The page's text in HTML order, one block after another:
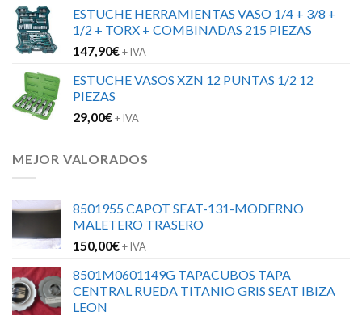
ESTUCHE HERRAMIENTAS VASO 1/4 + 3/8 +
1/2 + TORX + COMBINADAS 215 PIEZAS
147,90€+ IVA
ESTUCHE VASOS XZN 12 PUNTAS 1/2 12
PIEZAS
29,00€+ IVA
MEJOR VALORADOS
8501955 CAPOT SEAT-131-MODERNO
MALETERO TRASERO
150,00€+ IVA
8501M0601149G TAPACUBOS TAPA
CENTRAL RUEDA TITANIO GRIS SEAT IBIZA
LEON